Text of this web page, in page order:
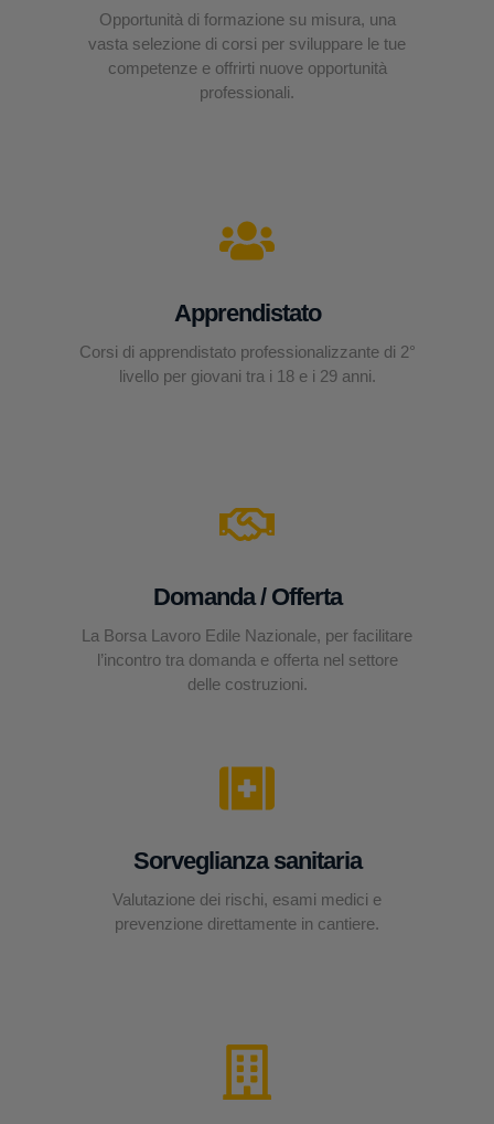
Opportunità di formazione su misura, una
vasta selezione di corsi per sviluppare le tue
competenze e offrirti nuove opportunità
professionali.
Apprendistato
Corsi di apprendistato professionalizzante di 2°
livello per giovani tra i 18 e i 29 anni.
Domanda / Offerta
La Borsa Lavoro Edile Nazionale, per facilitare
l’incontro tra domanda e offerta nel settore
delle costruzioni.
Sorveglianza sanitaria
Valutazione dei rischi, esami medici e
prevenzione direttamente in cantiere.